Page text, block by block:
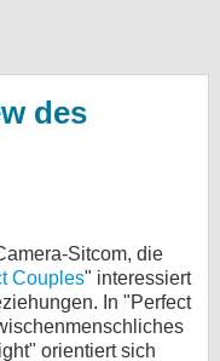
des
Sitcom, die
Couples" interessiert
In "Perfect
orientiert sich